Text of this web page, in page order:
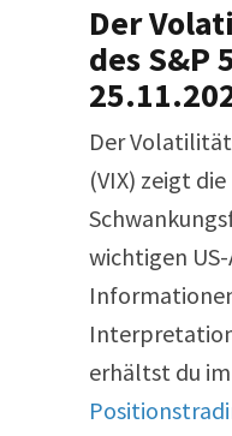
Der
des S&P
Der
(VIX) zeigt die
wichtigen
erhältst du im